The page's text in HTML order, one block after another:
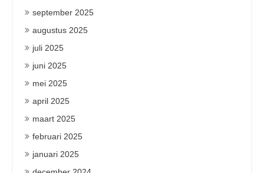
september 2025
augustus 2025
juli 2025
juni 2025
mei 2025
april 2025
maart 2025
februari 2025
januari 2025